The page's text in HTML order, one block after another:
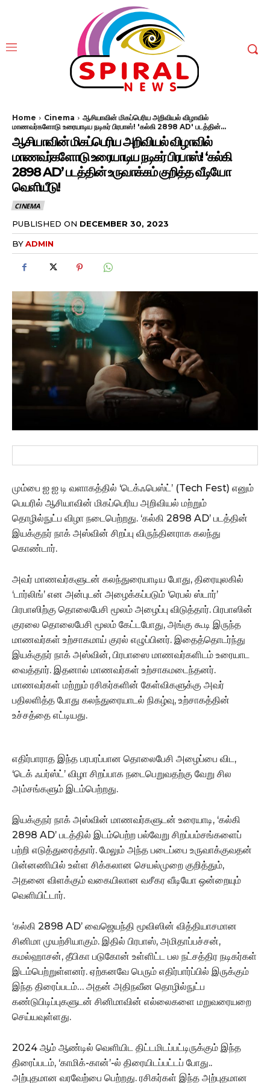
Home Cinema
ஆசியாவின் மிகப்பெரிய அறிவியல் விழாவில்
மாணவர்களோடு உரையாடிய நடிகர் பிரபாஸ்! 'கல்கி 2898 ‌AD' படத்தின்...
ஆசியாவின் மிகப்பெரிய அறிவியல் விழாவில்
மாணவர்களோடு உரையாடிய நடிகர் பிரபாஸ்! ‘கல்கி
2898 ‌AD’ படத்தின் உருவாக்கம் குறித்த வீடியோ
வெளியீடு!
CINEMA
PUBLISHED ON DECEMBER 30, 2023
BYADMIN
மும்பை ஐ ஐ டி வளாகத்தில் ‘டெக்ஃபெஸ்ட்’ (Tech Fest) எனும்
பெயரில் ஆசியாவின் மிகப்பெரிய அறிவியல் மற்றும்
தொழில்நுட்ப விழா நடைபெற்றது. ‘கல்கி 2898 AD’ படத்தின்
இயக்குநர் நாக் அஸ்வின் சிறப்பு விருந்தினராக கலந்து
கொண்டார்.
அவர் மாணவர்களுடன் கலந்துரையாடிய போது, திரையுலகில்
‘டார்லிங்’ என அன்புடன் அழைக்கப்படும் ‘ரெபல் ஸ்டார்’
பிரபாஸிற்கு தொலைபேசி மூலம் அழைப்பு விடுத்தார். பிரபாஸின்
குரலை தொலைபேசி மூலம் கேட்டபோது, அங்கு கூடி இருந்த
மாணவர்கள் உற்சாகமாய் குரல் எழுப்பினர். இதைத்தொடர்ந்து
இயக்குநர் நாக் அஸ்வின், பிரபாஸை மாணவர்களிடம் உரையாட
வைத்தார். இதனால் மாணவர்கள் உற்சாகமடைந்தனர்.
மாணவர்கள் மற்றும் ரசிகர்களின் கேள்விகளுக்கு அவர்
பதிலளித்த போது கலந்துரையாடல் நிகழ்வு, உற்சாகத்தின்
உச்சத்தை எட்டியது.
எதிர்பாராத இந்த பரபரப்பான தொலைபேசி அழைப்பை விட,
‘டெக் ஃபர்ஸ்ட்’ விழா சிறப்பாக நடைபெறுவதற்கு வேறு சில
அம்சங்களும் இடம்பெற்றது.
இயக்குநர் நாக் அஸ்வின் மாணவர்களுடன் உரையாடி, ‘கல்கி
2898 ‌AD’ படத்தில் இடம்பெற்ற பல்வேறு சிறப்பம்சங்களைப்
பற்றி எடுத்துரைத்தார். மேலும் அந்த படைப்பை உருவாக்குவதன்
பின்னணியில் உள்ள சிக்கலான செயல்முறை குறித்தும்,
அதனை விளக்கும் வகையிலான வசீகர வீடியோ ஒன்றையும்
வெளியிட்டார்.
‘கல்கி 2898 AD’ வைஜெயந்தி மூவிஸின் வித்தியாசமான
சினிமா முயற்சியாகும். இதில் பிரபாஸ், அமிதாப்பச்சன்,
கமல்ஹாசன், தீபிகா படுகோன் உள்ளிட்ட பல நட்சத்திர நடிகர்கள்
இடம்பெற்றுள்ளனர். ஏற்கனவே பெரும் எதிர்பார்ப்பில் இருக்கும்
இந்த திரைப்படம்… அதன் அதிநவீன தொழில்நுட்ப
கண்டுபிடிப்புகளுடன் சினிமாவின் எல்லைகளை மறுவரையறை
செய்யவுள்ளது.
2024 ஆம் ஆண்டில் வெளியிட திட்டமிடப்பட்டிருக்கும் இந்த
திரைப்படம், ‘காமிக்-கான்’-ல் திரையிடப்பட்டப் போது..
அற்புதமான வரவேற்பை பெற்றது. ரசிகர்கள் இந்த அற்புதமான